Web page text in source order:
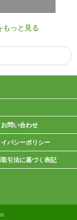
もっと見る
お問い合わせ
イバシーポリシー
引法に基づく表記